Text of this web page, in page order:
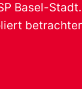
Basel-